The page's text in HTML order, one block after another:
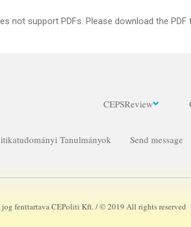
not support PDFs. Please download the PDF
CEPSReview
Tanulmányok Send message
fenttartava CEPoliti Kft. / © 2019 All rights reserved